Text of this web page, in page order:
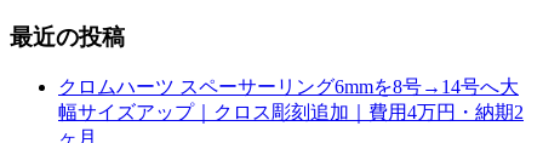
最近の投稿
クロムハーツ スペーサーリング6mmを8号→14号へ大
幅サイズアップ｜クロス彫刻追加｜費用4万円・納期2
ヶ月